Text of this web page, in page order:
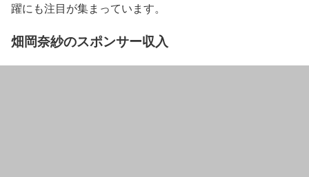
躍にも注目が集まっています。
畑岡奈紗のスポンサー収入